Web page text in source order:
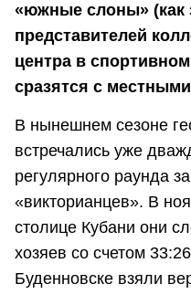
«южные слоны» (как
представителей
центра в
сразятся с
В нынешнем сезоне
встречались уже
регулярного раунда
«викторианцев». В
столице Кубани они
хозяев со счетом
Буденновске взяли